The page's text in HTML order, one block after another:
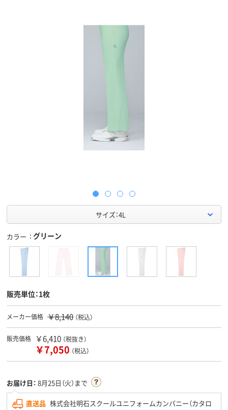
サイズ：4L
カラー グリーン
販売単位：1枚
メーカー価格 ￥8,140 （税込）
販売価格 ￥6,410 （税抜き）
￥7,050 （税込）
お届け日： 8月25日（火）まで
直送品 株式会社明石スクールユニフォームカンパニー（カタロ